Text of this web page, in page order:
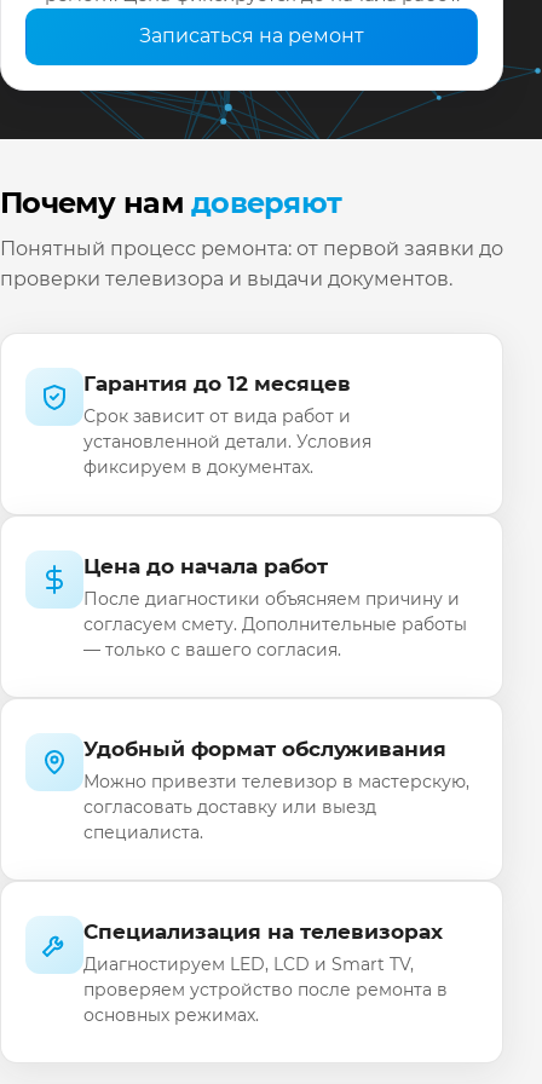
Записаться на ремонт
Почему намдоверяют
Понятный процесс ремонта: от первой заявки до
проверки телевизора и выдачи документов.
Гарантия до 12 месяцев
Срок зависит от вида работ и
установленной детали. Условия
фиксируем в документах.
Цена до начала работ
После диагностики объясняем причину и
согласуем смету. Дополнительные работы
— только с вашего согласия.
Удобный формат обслуживания
Можно привезти телевизор в мастерскую,
согласовать доставку или выезд
специалиста.
Специализация на телевизорах
Диагностируем LED, LCD и Smart TV,
проверяем устройство после ремонта в
основных режимах.